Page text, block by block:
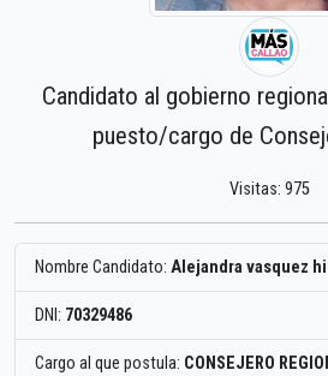
Candidato al gobierno
puesto/cargo de
Visitas: 975
Nombre Candidato: Alejandra vasquez
DNI: 70329486
Cargo al que postula: CONSEJERO